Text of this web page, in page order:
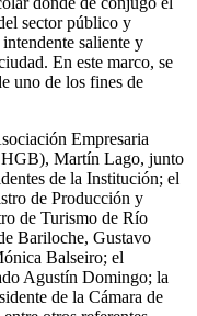
sector público y
saliente y
En este marco, se
uno de los fines de
Empresaria
Martín Lago, junto
de la Institución; el
de Producción y
de Turismo de Río
Bariloche, Gustavo
Balseiro; el
Agustín Domingo; la
de la Cámara de